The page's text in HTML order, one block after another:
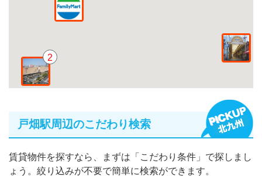
2
戸畑駅周辺のこだわり検索
賃貸物件を探すなら、まずは「こだわり条件」で探しまし
ょう。絞り込みが不要で簡単に検索ができます。